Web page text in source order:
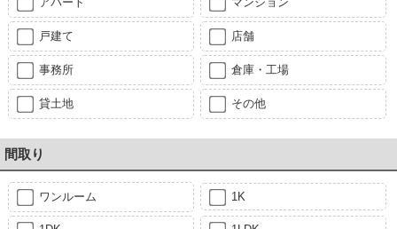
戸建て 店舗
事務所 倉庫・工場
貸土地 その他
間取り
ワンルーム 1K